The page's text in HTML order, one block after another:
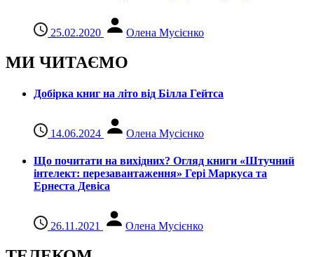
25.02.2020 Олена Мусієнко
МИ ЧИТАЄМО
Добірка книг на літо від Білла Гейтса
14.06.2024 Олена Мусієнко
Що почитати на вихідних? Огляд книги «Штучний
інтелект: перезавантаження» Гері Маркуса та
Ернеста Девіса
26.11.2021 Олена Мусієнко